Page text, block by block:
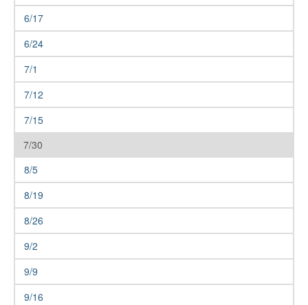
6/17
6/24
7/1
7/12
7/15
7/30
8/5
8/19
8/26
9/2
9/9
9/16